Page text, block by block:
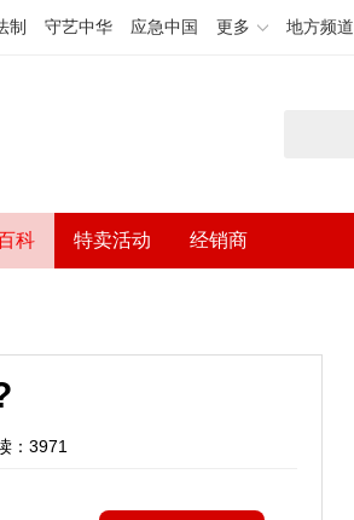
制 守艺中华 应急中国 更多 地方频道
科 特卖活动 经销商
：3971